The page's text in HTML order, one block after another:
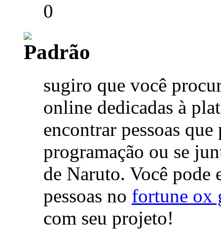
0
sugiro que você
online dedicadas à
encontrar pessoas
programação ou se
de Naruto. Você pode
pessoas no fortune ox
com seu projeto!